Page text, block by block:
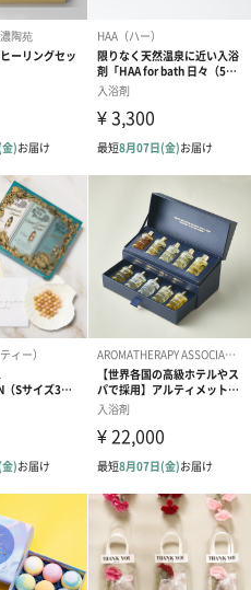
る」って大事なこと。
っていながら、なかなか難しい
って変化する。
方法も様々。
の役割。
ー油、マンダリンオレンジ果皮油、
オイ油、エンピツビャクシン油
ー油、オレンジ果皮油
トン撚糸「スーパーゼロ